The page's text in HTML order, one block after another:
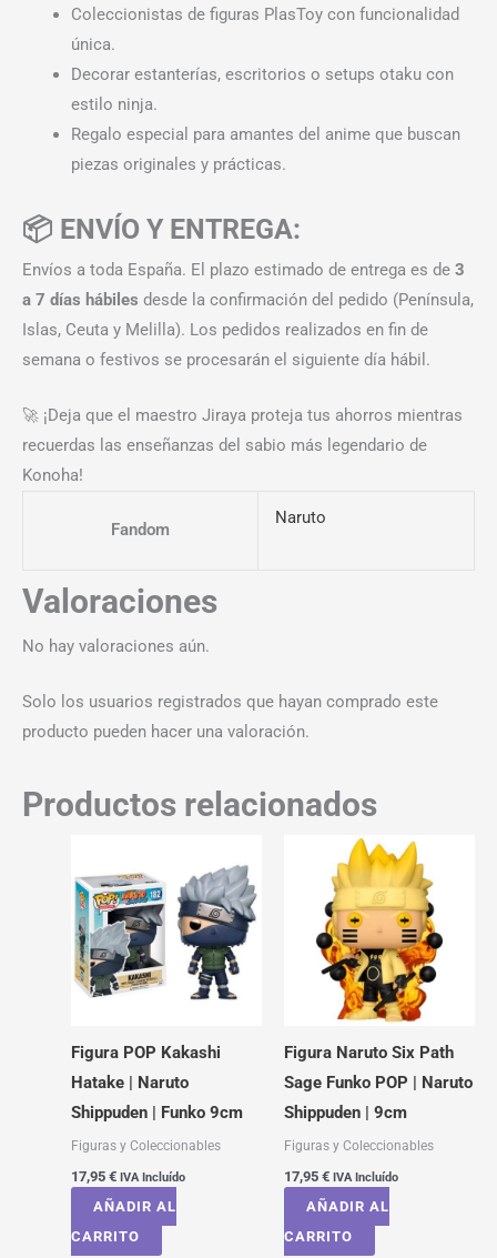
Coleccionistas de figuras PlasToy con funcionalidad
única.
Decorar estanterías, escritorios o setups otaku con
estilo ninja.
Regalo especial para amantes del anime que buscan
piezas originales y prácticas.
📦 ENVÍO Y ENTREGA:
Envíos a toda España. El plazo estimado de entrega es de 3
a 7 días hábiles desde la confirmación del pedido (Península,
Islas, Ceuta y Melilla). Los pedidos realizados en fin de
semana o festivos se procesarán el siguiente día hábil.
🚀 ¡Deja que el maestro Jiraya proteja tus ahorros mientras
recuerdas las enseñanzas del sabio más legendario de
Konoha!
Fandom
Naruto
Valoraciones
No hay valoraciones aún.
Solo los usuarios registrados que hayan comprado este
producto pueden hacer una valoración.
Productos relacionados
Figura POP Kakashi
Hatake | Naruto
Shippuden | Funko 9cm
Figuras y Coleccionables
17,95 € IVA Incluído
AÑADIR AL
CARRITO
Figura Naruto Six Path
Sage Funko POP | Naruto
Shippuden | 9cm
Figuras y Coleccionables
17,95 € IVA Incluído
AÑADIR AL
CARRITO